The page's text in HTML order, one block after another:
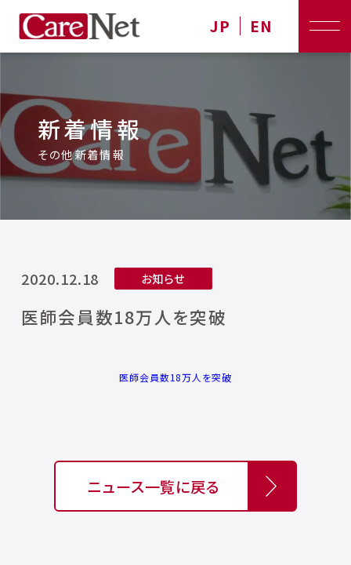
JP EN
新着情報
その他新着情報
2020.12.18 お知らせ
医師会員数18万人を突破
医師会員数18万人を突破
ニュース一覧に戻る